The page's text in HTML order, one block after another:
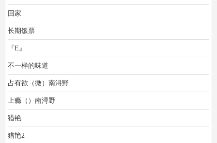
回家
长期饭票
『E』
不一样的味道
占有欲（微）南浔野
上瘾（）南浔野
猎艳
猎艳2